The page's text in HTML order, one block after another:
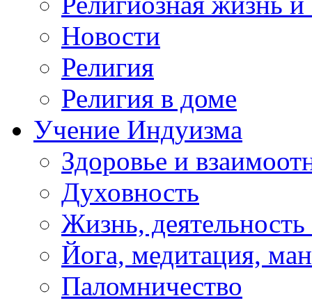
Новости
Религия
Религия в доме
Учение Индуизма
Здоровье и
Духовность
Жизнь, деятельность
Йога, медитация,
Паломничество